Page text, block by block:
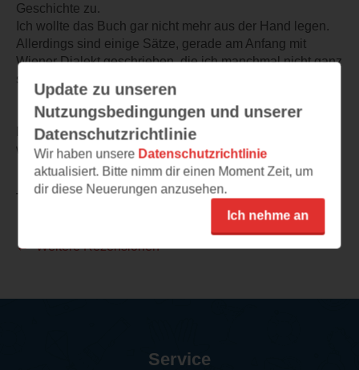
Geschichte zu.
Ich wollte das Buch gar nicht mehr aus der Hand legen.
Allerdings sind einige Sätze, gerade am Anfang mit
Wiener Dialekt geschrieben, die ich manchmal nicht ganz
so gut verstanden habe😂.
Mein Fazit: Sehr mitreißender Krimi, den ich allen nur
weiterempfehlen kann!
TEILEN
Weitere Rezensionen
Update zu unseren
Nutzungsbedingungen und unserer
Datenschutzrichtlinie
Wir haben unsere Datenschutzrichtlinie
aktualisiert. Bitte nimm dir einen Moment Zeit, um
dir diese Neuerungen anzusehen.
Ich nehme an
Service